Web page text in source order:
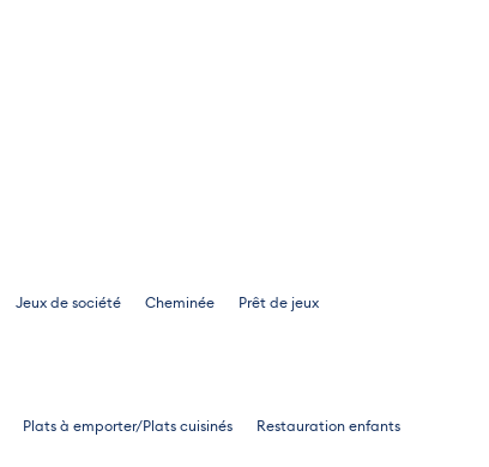
Jeux de société Cheminée Prêt de jeux
Plats à emporter/Plats cuisinés Restauration enfants